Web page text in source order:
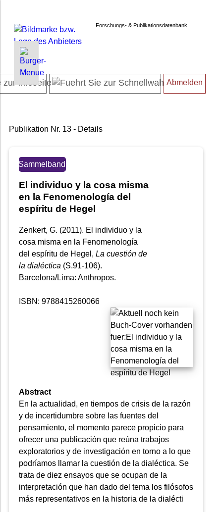
Forschungs- & Publikationsdatenbank
INFORMATIONEN | SUCHEN
Projektübersicht
Suche in Projekten
Newsletter
Datenschutz
Barrierefreiheit
MYFORSCHUNGSDB
Meine Projekte
Habilitationsliste
Transferprojekte
Beschränkung / Geheimhaltung
Publikationen bearbeiten
ACCOUNT
Abmelden Abmelden
Publikation Nr. 13 - Details
Sammelband
El individuo y la cosa misma
en la Fenomenología del
espíritu de Hegel
Zenkert, G. (2011). El individuo y la
cosa misma en la Fenomenología
del espíritu de Hegel, La cuestión de
la dialéctica (S.91-106).
Barcelona/Lima: Anthropos.
ISBN: 9788415260066
Abstract
En la actualidad, en tiempos de crisis de la razón
y de incertidumbre sobre las fuentes del
pensamiento, el momento parece propicio para
ofrecer una publicación que reúna trabajos
exploratorios y de investigación en torno a lo que
podríamos llamar la cuestión de la dialéctica. Se
trata de diez ensayos que se ocupan de la
interpretación que han dado del tema los filósofos
más representativos en la historia de la dialécti